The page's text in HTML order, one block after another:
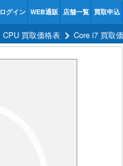
ログイン WEB通販 店舗一覧 買取申込
CPU 買取価格表 Core i7 買取